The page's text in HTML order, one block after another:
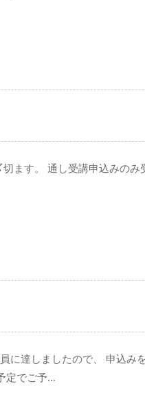
ます。 通し受講申込みの
に達しましたので、 申込み
定でご予...